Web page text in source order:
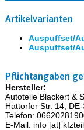
Artikelvarianten
Auspuffset/
Auspuffset/
Pflichtangaben
Hersteller:
Autoteile Blackert &
Hattorfer Str. 14,
Telefon:
E-Mail: info [at]